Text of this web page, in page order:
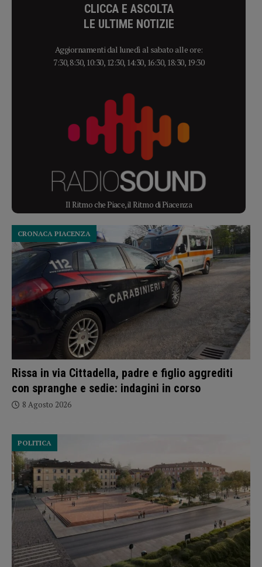
CLICCA E ASCOLTA
LE ULTIME NOTIZIE
Aggiornamenti dal lunedì al sabato alle ore:
7:30, 8:30, 10:30, 12:30, 14:30, 16:30, 18:30, 19:30
Il Ritmo che Piace, il Ritmo di Piacenza
Rissa in via Cittadella, padre e figlio aggrediti
con spranghe e sedie: indagini in corso
CRONACA PIACENZA
8 Agosto 2026
POLITICA